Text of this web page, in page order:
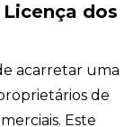
dos
acarretar uma
de
Este